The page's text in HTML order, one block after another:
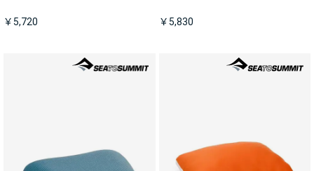
￥5,720 ￥5,830